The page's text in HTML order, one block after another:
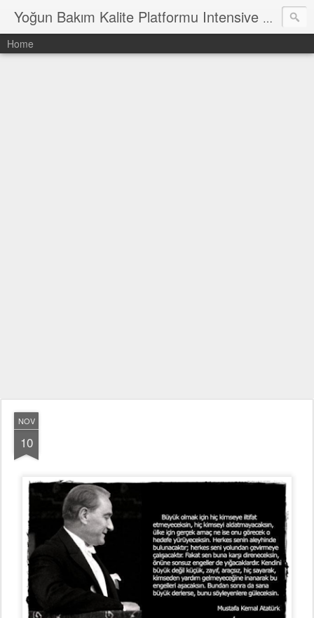
Yoğun Bakım Kalite Platformu Intensive Care Quality Platform
Home
NOV
10